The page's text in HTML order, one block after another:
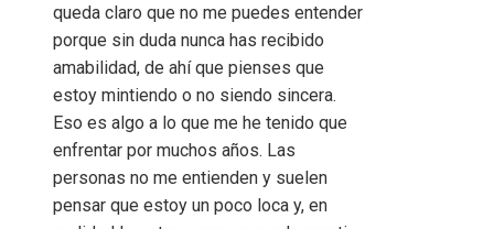
queda claro que no me puedes entender
porque sin duda nunca has recibido
amabilidad, de ahí que pienses que
estoy mintiendo o no siendo sincera.
Eso es algo a lo que me he tenido que
enfrentar por muchos años. Las
personas no me entienden y suelen
pensar que estoy un poco loca y, en